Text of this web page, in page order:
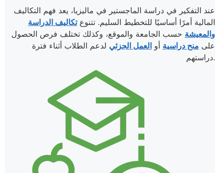
عند التفكير في دراسة الماجستير في ماليزيا، يعد فهم التكاليف
المالية أمرًا أساسيًا للتخطيط السليم. تتنوعتكاليف الدراسة
والمعيشة حسب الجامعة والموقع، وكذلك تختلف فرص الحصول
على منح دراسية أو العمل الجزئي لدعم الطلاب أثناء فترة
دراستهم.